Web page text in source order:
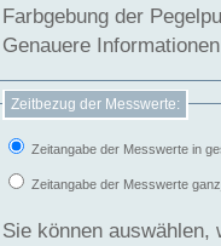
Farbgebung der
Genauere
Zeitbezug der Messwerte:
Zeitangabe der Messwerte in
Zeitangabe der Messwerte
Sie können auswählen,